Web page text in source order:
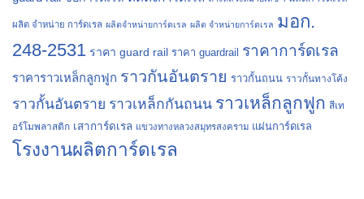
ผลิต จำหน่าย การ์ดเรล ผลิตจำหน่ายการ์ดเรล ผลิต จำหน่ายการ์ดเรล มอก.
248-2531 ราคา guard rail ราคา guardrail ราคาการ์ดเรล
ราคาราวเหล็กลูกฟูก ราวกันอันตราย ราวกั้นถนน ราวกั้นทางโค้ง
ราวกั้นอันตราย ราวเหล็กกันถนน ราวเหล็กลูกฟูก สีเท
อร์โมพลาสติก เสาการ์ดเรล แขวงทางหลวงสมุทรสงคราม แผ่นการ์ดเรล
โรงงานผลิตการ์ดเรล